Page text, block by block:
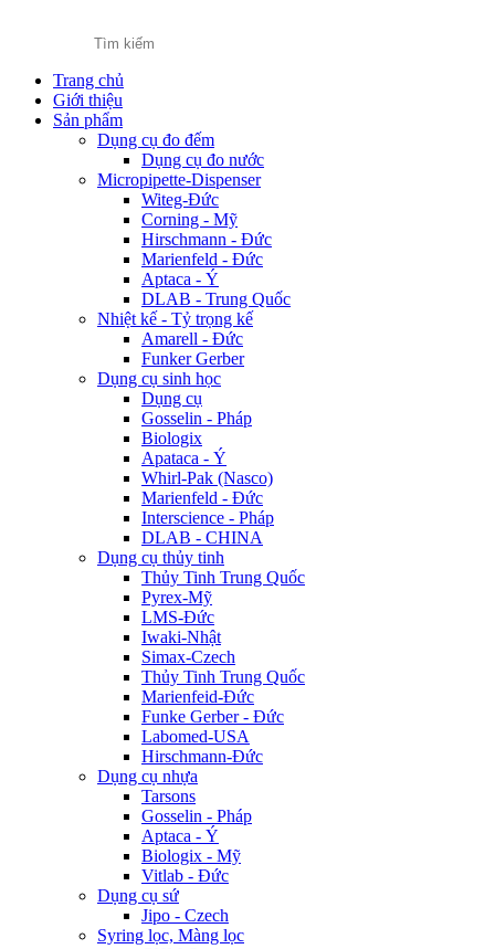
Trang chủ
Giới thiệu
Sản phẩm
Dụng cụ đo đếm
Dụng cụ đo nước
Micropipette-Dispenser
Witeg-Đức
Corning - Mỹ
Hirschmann - Đức
Marienfeld - Đức
Aptaca - Ý
DLAB - Trung Quốc
Nhiệt kế - Tỷ trọng kế
Amarell - Đức
Funker Gerber
Dụng cụ sinh học
Dụng cụ
Gosselin - Pháp
Biologix
Apataca - Ý
Whirl-Pak (Nasco)
Marienfeld - Đức
Interscience - Pháp
DLAB - CHINA
Dụng cụ thủy tinh
Thủy Tinh Trung Quốc
Pyrex-Mỹ
LMS-Đức
Iwaki-Nhật
Simax-Czech
Thủy Tinh Trung Quốc
Marienfeid-Đức
Funke Gerber - Đức
Labomed-USA
Hirschmann-Đức
Dụng cụ nhựa
Tarsons
Gosselin - Pháp
Aptaca - Ý
Biologix - Mỹ
Vitlab - Đức
Dụng cụ sứ
Jipo - Czech
Syring lọc, Màng lọc